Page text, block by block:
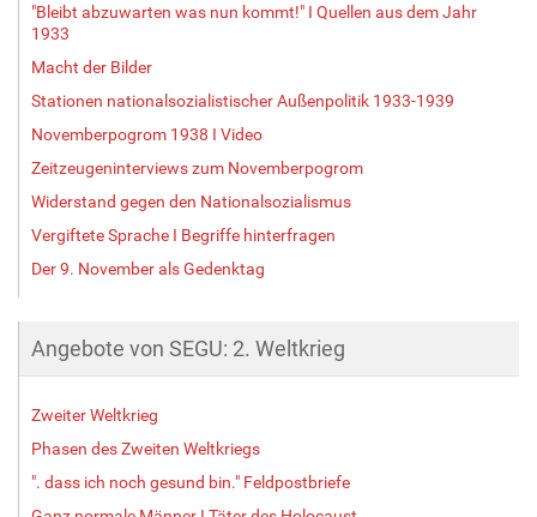
"Bleibt abzuwarten was nun kommt!" I Quellen aus dem Jahr
1933
Macht der Bilder
Stationen nationalsozialistischer Außenpolitik 1933-1939
Novemberpogrom 1938 I Video
Zeitzeugeninterviews zum Novemberpogrom
Widerstand gegen den Nationalsozialismus
Vergiftete Sprache I Begriffe hinterfragen
Der 9. November als Gedenktag
Angebote von SEGU: 2. Weltkrieg
Zweiter Weltkrieg
Phasen des Zweiten Weltkriegs
". dass ich noch gesund bin." Feldpostbriefe